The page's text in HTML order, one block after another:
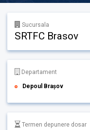
Sucursala
SRTFC Brasov
Departament
Depoul Brașov
Termen depunere dosar